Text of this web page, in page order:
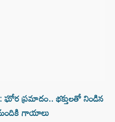
ఘోర ప్రమాదం.. భక్తులతో నిండిన
మందికి గాయాలు